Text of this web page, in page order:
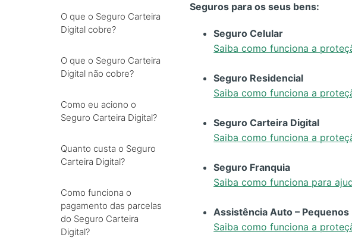
O que o Seguro Carteira
Digital cobre?
O que o Seguro Carteira
Digital não cobre?
Como eu aciono o
Seguro Carteira Digital?
Quanto custa o Seguro
Carteira Digital?
Como funciona o
pagamento das parcelas
do Seguro Carteira
Digital?
Seguros para os seus bens:
Seguro Celular
Saiba como funciona a
Seguro Residencial
Saiba como funciona a
Seguro Carteira Digital
Saiba como funciona a
Seguro Franquia
Saiba como funciona para
Assistência Auto – Pequenos
Saiba como funciona a